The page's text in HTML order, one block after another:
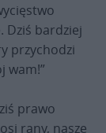
Dziś bardziej
przychodzi
wam!”
prawo
rany, nasze